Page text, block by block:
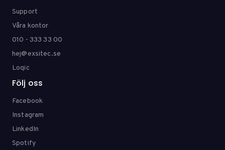
Support
Våra kontor
010 - 333 33 00
hej@exsitec.se
Loqic
Följ oss
Facebook
Instagram
LinkedIn
Spotify